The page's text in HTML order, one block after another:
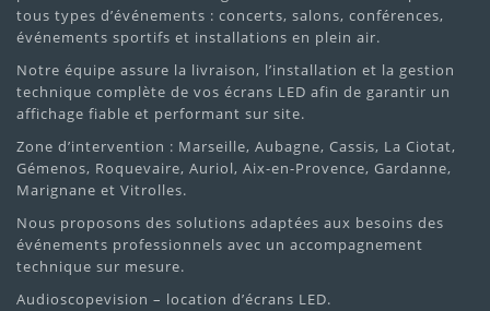
tous types d’événements : concerts, salons, conférences,
événements sportifs et installations en plein air.
Notre équipe assure la livraison, l’installation et la gestion
technique complète de vos écrans LED afin de garantir un
affichage fiable et performant sur site.
Zone d’intervention : Marseille, Aubagne, Cassis, La Ciotat,
Gémenos, Roquevaire, Auriol, Aix-en-Provence, Gardanne,
Marignane et Vitrolles.
Nous proposons des solutions adaptées aux besoins des
événements professionnels avec un accompagnement
technique sur mesure.
Audioscopevision – location d’écrans LED.